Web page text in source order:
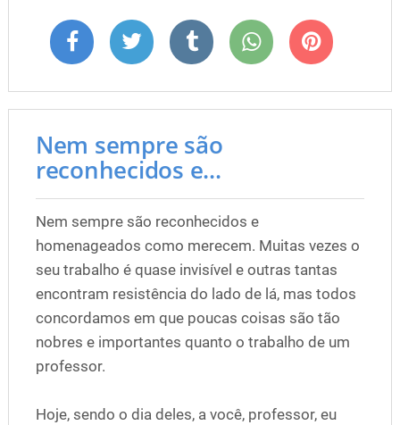
Nem sempre são
reconhecidos e...
Nem sempre são reconhecidos e
homenageados como merecem. Muitas vezes o
seu trabalho é quase invisível e outras tantas
encontram resistência do lado de lá, mas todos
concordamos em que poucas coisas são tão
nobres e importantes quanto o trabalho de um
professor.
Hoje, sendo o dia deles, a você, professor, eu